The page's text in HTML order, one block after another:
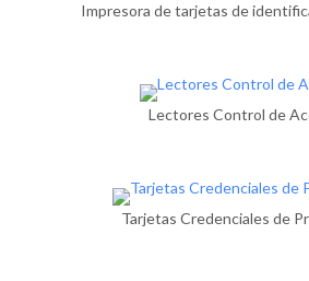
Impresora de tarjetas de
Lectores Control de
Tarjetas Credenciales de